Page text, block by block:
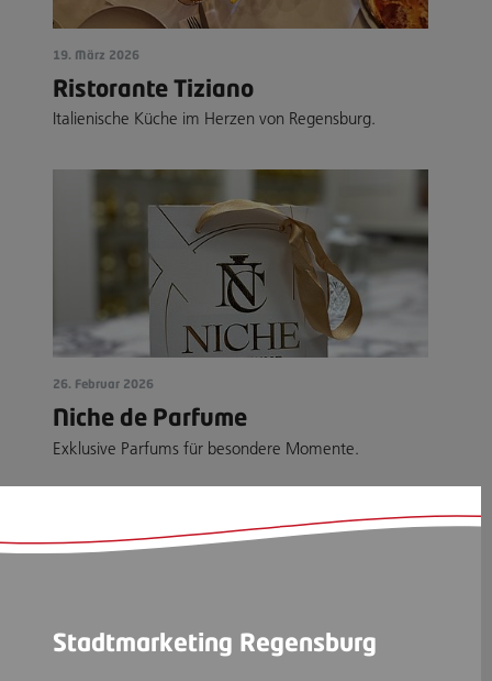
19. März 2026
Ristorante Tiziano
Italienische Küche im Herzen von Regensburg.
26. Februar 2026
Niche de Parfume
Exklusive Parfums für besondere Momente.
Stadtmarketing Regensburg